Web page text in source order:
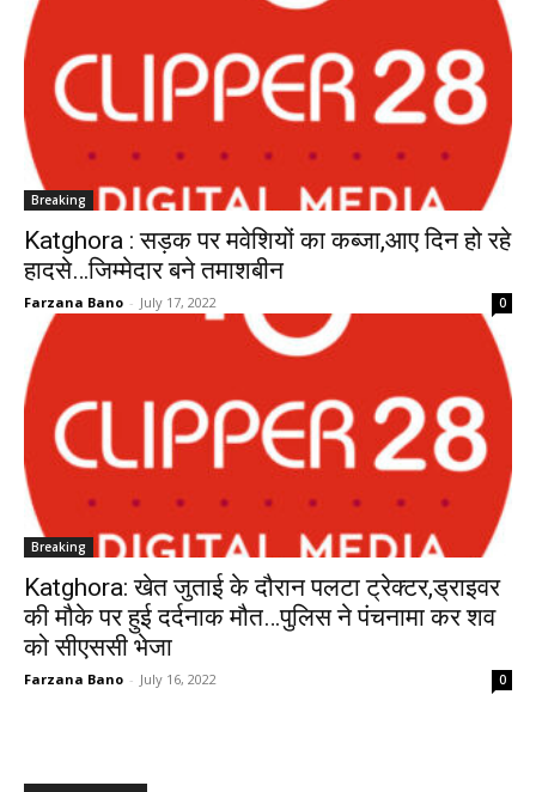
Breaking
Katghora : सड़क पर मवेशियों का कब्जा,आए दिन हो रहे
हादसे…जिम्मेदार बने तमाशबीन
Farzana Bano - July 17, 2022 0
Breaking
Katghora: खेत जुताई के दौरान पलटा ट्रेक्टर,ड्राइवर
की मौके पर हुई दर्दनाक मौत…पुलिस ने पंचनामा कर शव
को सीएससी भेजा
Farzana Bano - July 16, 2022 0